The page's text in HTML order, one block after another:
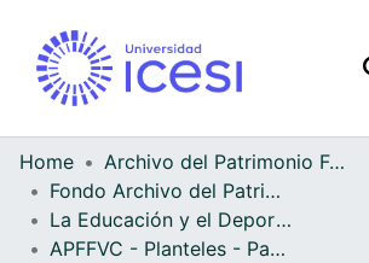
Home
Archivo del Patrimonio Fotográfico y Fílmico del Valle del Cauca
Fondo Archivo del Patrimonio Fotográfico y Fílmico del Valle del Cauca
La Educación y el Deporte
APFFVC - Planteles - Patrimonial